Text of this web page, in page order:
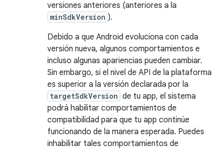
versiones anteriores (anteriores a la
minSdkVersion ).
Debido a que Android evoluciona con cada
versión nueva, algunos comportamientos e
incluso algunas apariencias pueden cambiar.
Sin embargo, si el nivel de API de la plataforma
es superior a la versión declarada por la
targetSdkVersion de tu app, el sistema
podrá habilitar comportamientos de
compatibilidad para que tu app continúe
funcionando de la manera esperada. Puedes
inhabilitar tales comportamientos de